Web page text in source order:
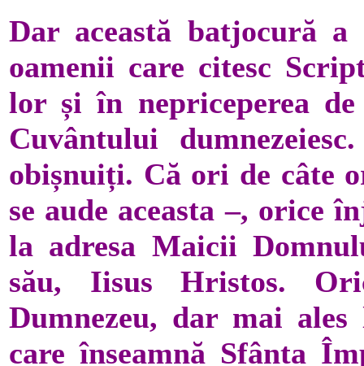
Dar această batjocură
oamenii care citesc
lor și în nepriceperea
Cuvântului
obișnuiți. Că ori de câte
se aude aceasta –, orice
la adresa Maicii
său, Iisus Hristos.
Dumnezeu, dar mai
care înseamnă Sfânta